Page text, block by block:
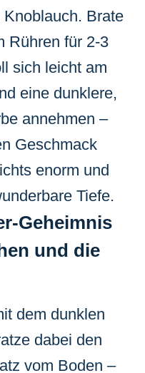
Brate
Rühren für 2-3
sich leicht am
eine dunklere,
annehmen –
Geschmack
enorm und
Tiefe.
Geheimnis
und die
dem dunklen
dabei den
vom Boden –